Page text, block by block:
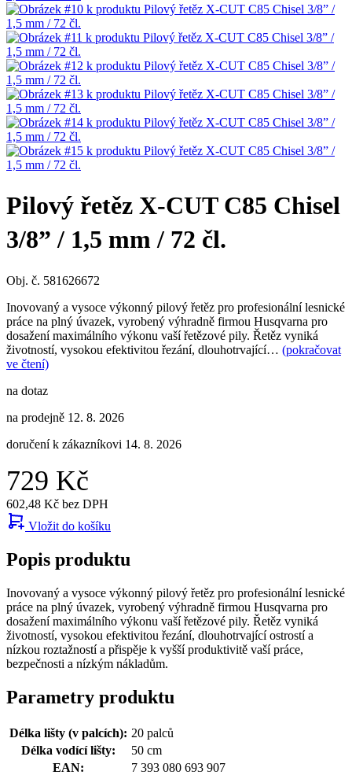
Pilový řetěz X-CUT C85 Chisel
3/8” / 1,5 mm / 72 čl.
Obj. č. 581626672
Inovovaný a vysoce výkonný pilový řetěz pro profesionální lesnické
práce na plný úvazek, vyrobený výhradně firmou Husqvarna pro
dosažení maximálního výkonu vaší řetězové pily. Řetěz vyniká
životností, vysokou efektivitou řezání, dlouhotrvající… (pokračovat
ve čtení)
na dotaz
na prodejně 12. 8. 2026
doručení k zákazníkovi 14. 8. 2026
729 Kč
602,48 Kč bez DPH
Vložit do košíku
Popis produktu
Inovovaný a vysoce výkonný pilový řetěz pro profesionální lesnické
práce na plný úvazek, vyrobený výhradně firmou Husqvarna pro
dosažení maximálního výkonu vaší řetězové pily. Řetěz vyniká
životností, vysokou efektivitou řezání, dlouhotrvající ostrostí a
nízkou roztažností a přispěje k vyšší produktivitě vaší práce,
bezpečnosti a nízkým nákladům.
Parametry produktu
Délka lišty (v palcích): 20 palců
Délka vodící lišty:
50 cm
EAN:
7 393 080 693 907